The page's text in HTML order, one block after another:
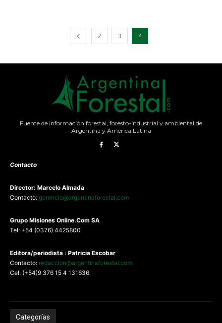
2 3 4
Fuente de información forestal, foresto-industrial y ambiental de
Argentina y América Latina
Contacto
Director: Marcelo Almada
Contacto: gerencia@argentinaforestal.com
Grupo Misiones Online.Com SA
Tel: +54 (0376) 4425800
Editora/periodista : Patricia Escobar
Contacto: redaccion@argentinaforestal.com
Cel: (+54)9 376 15 4 131636
Categorías